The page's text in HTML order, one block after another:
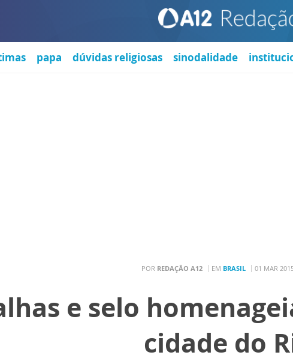
papa dúvidas religiosas sinodalidade
POR REDAÇÃO A12 EM BRASIL 01 MAR
e selo
cidade do